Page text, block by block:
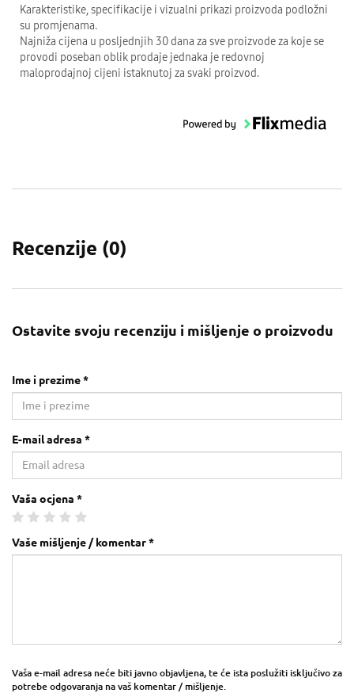
Karakteristike, specifikacije i vizualni prikazi proizvoda podložni
su promjenama.
Najniža cijena u posljednjih 30 dana za sve proizvode za koje se
provodi poseban oblik prodaje jednaka je redovnoj
maloprodajnoj cijeni istaknutoj za svaki proizvod.
Recenzije (0)
Ostavite svoju recenziju i mišljenje o proizvodu
Ime i prezime *
E-mail adresa *
Vaša ocjena *
Vaše mišljenje / komentar *
Vaša e-mail adresa neće biti javno objavljena, te će ista poslužiti isključivo za
potrebe odgovaranja na vaš komentar / mišljenje.